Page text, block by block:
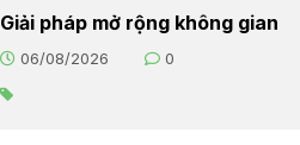
Giải pháp mở rộng không gian
06/08/2026 0